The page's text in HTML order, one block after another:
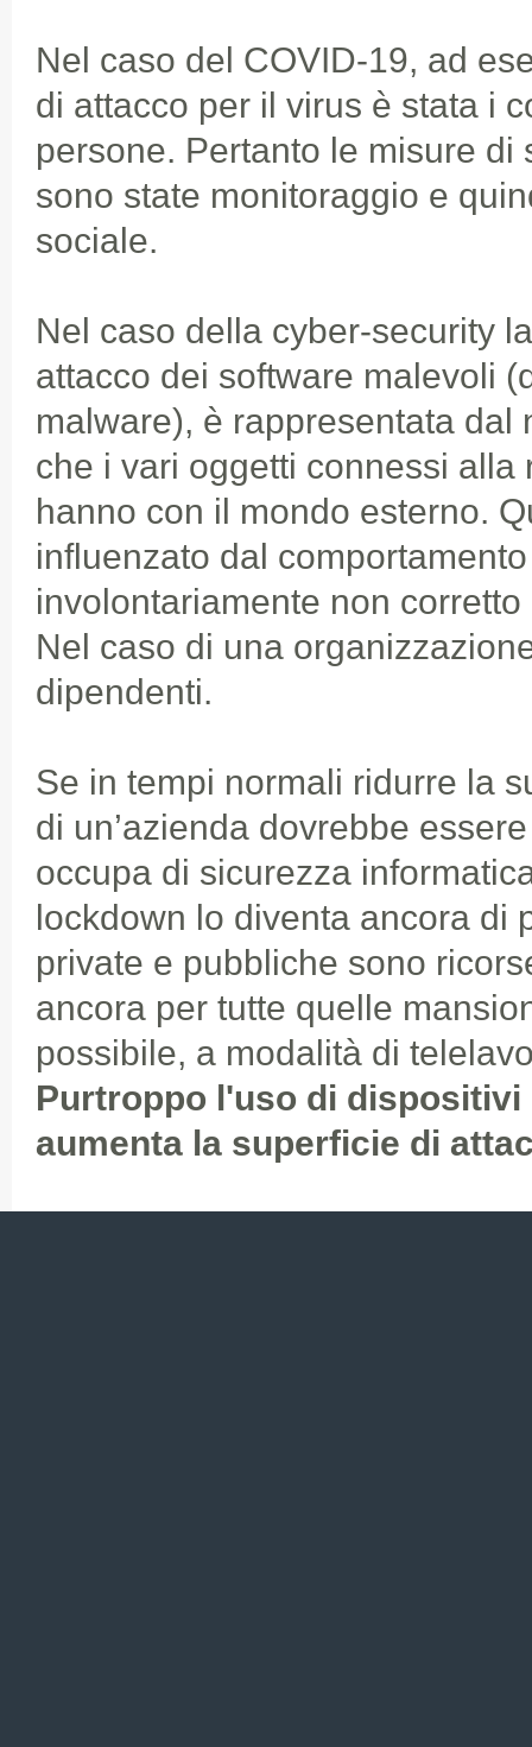
Nel caso del COVID-19, ad
di attacco per il virus è stata i
persone. Pertanto le misure di
sono state monitoraggio e
sociale.
Nel caso della cyber-security
attacco dei software malevoli
malware), è rappresentata dal
che i vari oggetti connessi alla
hanno con il mondo esterno.
influenzato dal
involontariamente non
Nel caso di una
dipendenti.
Se in tempi normali ridurre la
di un’azienda dovrebbe
occupa di sicurezza
lockdown lo diventa ancora di
private e pubbliche sono
ancora per tutte quelle
possibile, a modalità di
Purtroppo l'uso di dispositivi
aumenta la superficie di